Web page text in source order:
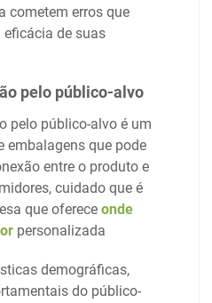
cometem erros que
de suas
pelo público-alvo
pelo público-alvo é um
embalagens que pode
entre o produto e
cuidado que é
que oferece onde
personalizada
demográficas,
do público-